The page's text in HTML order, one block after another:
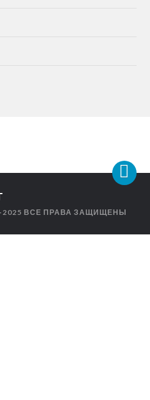
2025 ВСЕ ПРАВА ЗАЩИЩЕНЫ